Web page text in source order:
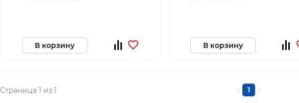
В корзину В корзину
Страница 1 из 1 1